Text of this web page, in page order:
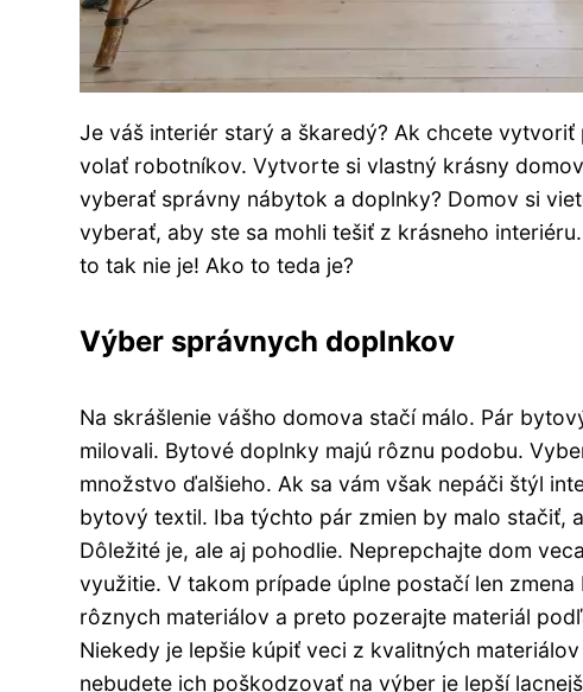
Je váš interiér starý a škaredý? Ak chcete
volať robotníkov. Vytvorte si vlastný krásny
vyberať správny nábytok a doplnky? Domov si
vyberať, aby ste sa mohli tešiť z krásneho
to tak nie je! Ako to teda je?
Výber správnych doplnkov
Na skrášlenie vášho domova stačí málo. Pár
milovali. Bytové doplnky majú rôznu podobu.
množstvo ďalšieho. Ak sa vám však nepáči štýl
bytový textil. Iba týchto pár zmien by malo stačiť,
Dôležité je, ale aj pohodlie. Neprepchajte dom
využitie. V takom prípade úplne postačí len
rôznych materiálov a preto pozerajte materiál
Niekedy je lepšie kúpiť veci z kvalitných
nebudete ich poškodzovať na výber je lepší